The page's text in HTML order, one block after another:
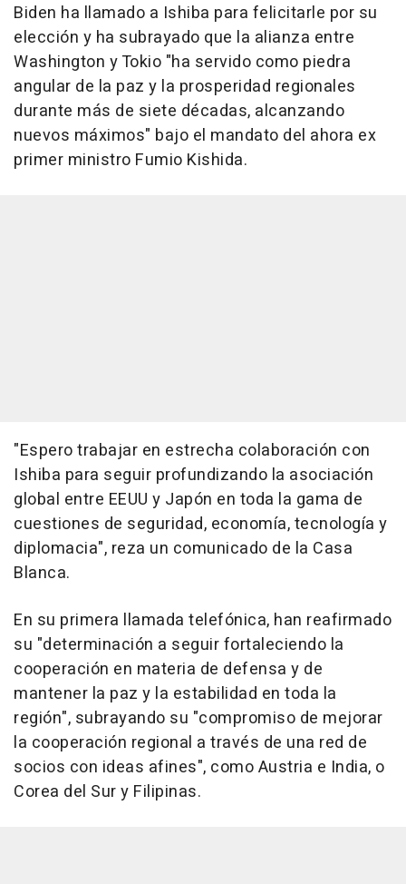
Biden ha llamado a Ishiba para felicitarle por su
elección y ha subrayado que la alianza entre
Washington y Tokio "ha servido como piedra
angular de la paz y la prosperidad regionales
durante más de siete décadas, alcanzando
nuevos máximos" bajo el mandato del ahora ex
primer ministro Fumio Kishida.
"Espero trabajar en estrecha colaboración con
Ishiba para seguir profundizando la asociación
global entre EEUU y Japón en toda la gama de
cuestiones de seguridad, economía, tecnología y
diplomacia", reza un comunicado de la Casa
Blanca.
En su primera llamada telefónica, han reafirmado
su "determinación a seguir fortaleciendo la
cooperación en materia de defensa y de
mantener la paz y la estabilidad en toda la
región", subrayando su "compromiso de mejorar
la cooperación regional a través de una red de
socios con ideas afines", como Austria e India, o
Corea del Sur y Filipinas.